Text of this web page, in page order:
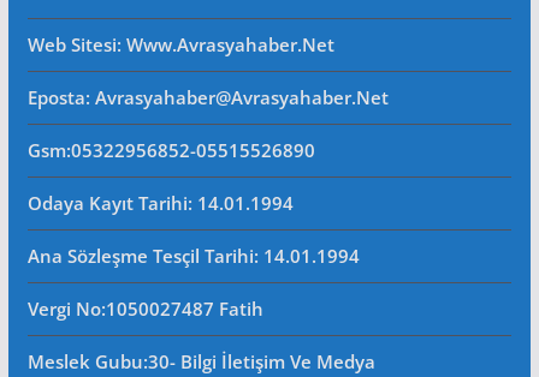
Web Sitesi: Www.avrasyahaber.net
Eposta: Avrasyahaber@avrasyahaber.net
Gsm:05322956852-05515526890
Odaya Kayıt Tarihi: 14.01.1994
Ana Sözleşme Tesçil Tarihi: 14.01.1994
Vergi No:1050027487 Fatih
Meslek Gubu:30- Bilgi İletişim Ve Medya